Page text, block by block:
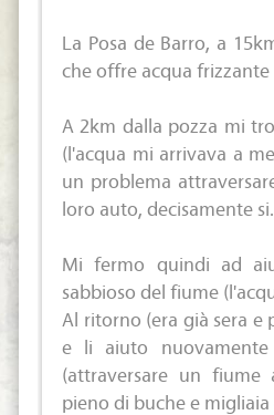
La Posa de Barro, a
che offre acqua
A 2km dalla pozza mi
(l'acqua mi arrivava a
un problema
loro auto, decisamente
Mi fermo quindi ad
sabbioso del fiume
Al ritorno (era già sera
e li aiuto
(attraversare un
pieno di buche e